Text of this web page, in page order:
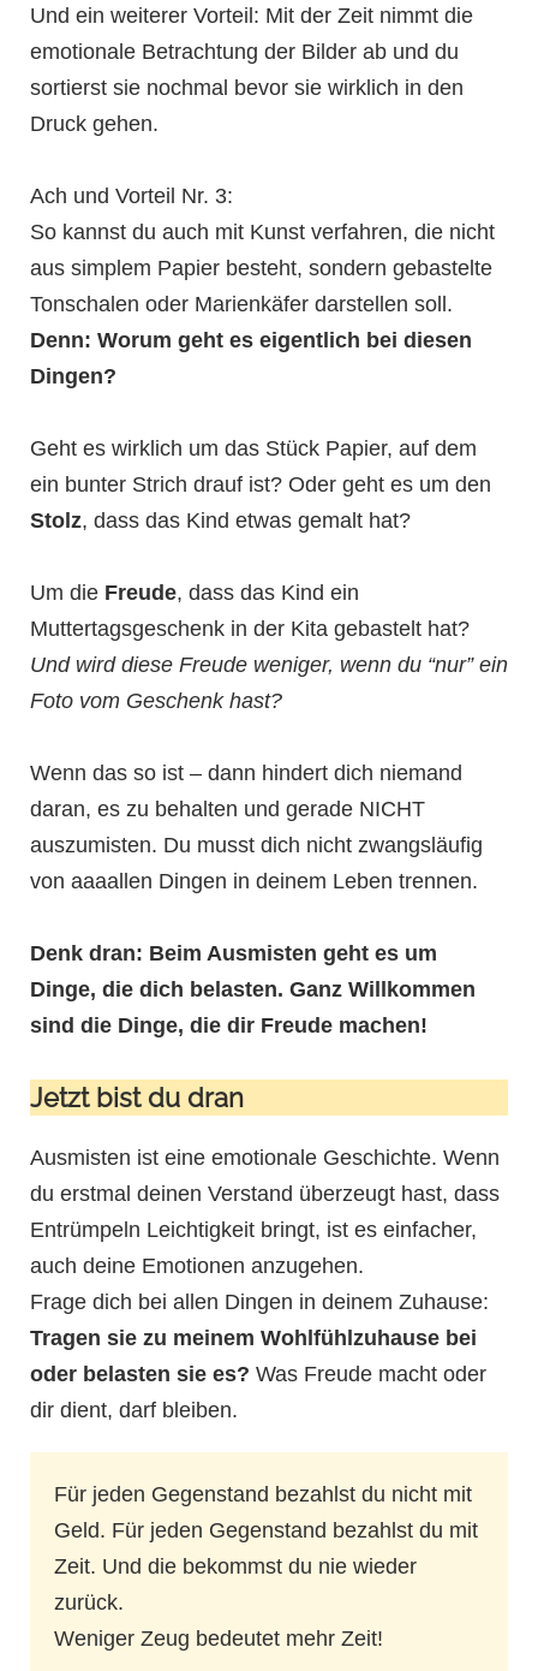
Und ein weiterer Vorteil: Mit der Zeit nimmt die
emotionale Betrachtung der Bilder ab und du
sortierst sie nochmal bevor sie wirklich in den
Druck gehen.
Ach und Vorteil Nr. 3:
So kannst du auch mit Kunst verfahren, die nicht
aus simplem Papier besteht, sondern gebastelte
Tonschalen oder Marienkäfer darstellen soll.
Denn: Worum geht es eigentlich bei diesen
Dingen?
Geht es wirklich um das Stück Papier, auf dem
ein bunter Strich drauf ist? Oder geht es um den
Stolz, dass das Kind etwas gemalt hat?
Um die Freude, dass das Kind ein
Muttertagsgeschenk in der Kita gebastelt hat?
Und wird diese Freude weniger, wenn du “nur” ein
Foto vom Geschenk hast?
Wenn das so ist – dann hindert dich niemand
daran, es zu behalten und gerade NICHT
auszumisten. Du musst dich nicht zwangsläufig
von aaaallen Dingen in deinem Leben trennen.
Denk dran: Beim Ausmisten geht es um
Dinge, die dich belasten. Ganz Willkommen
sind die Dinge, die dir Freude machen!
Jetzt bist du dran
Ausmisten ist eine emotionale Geschichte. Wenn
du erstmal deinen Verstand überzeugt hast, dass
Entrümpeln Leichtigkeit bringt, ist es einfacher,
auch deine Emotionen anzugehen.
Frage dich bei allen Dingen in deinem Zuhause:
Tragen sie zu meinem Wohlfühlzuhause bei
oder belasten sie es? Was Freude macht oder
dir dient, darf bleiben.
Für jeden Gegenstand bezahlst du nicht mit
Geld. Für jeden Gegenstand bezahlst du mit
Zeit. Und die bekommst du nie wieder
zurück.
Weniger Zeug bedeutet mehr Zeit!